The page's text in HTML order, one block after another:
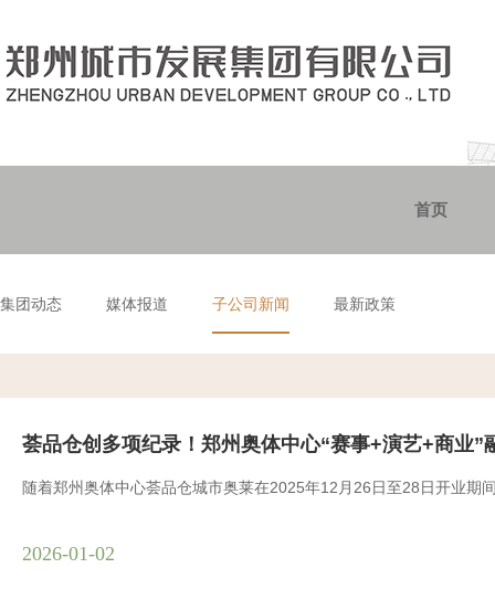
首页
集团动态 媒体报道 子公司新闻 最新政策
荟品仓创多项纪录！郑州奥体中心“赛事+演艺+商业”
随着郑州奥体中心荟品仓城市奥莱在2025年12月26日至28日开业
2026-01-02